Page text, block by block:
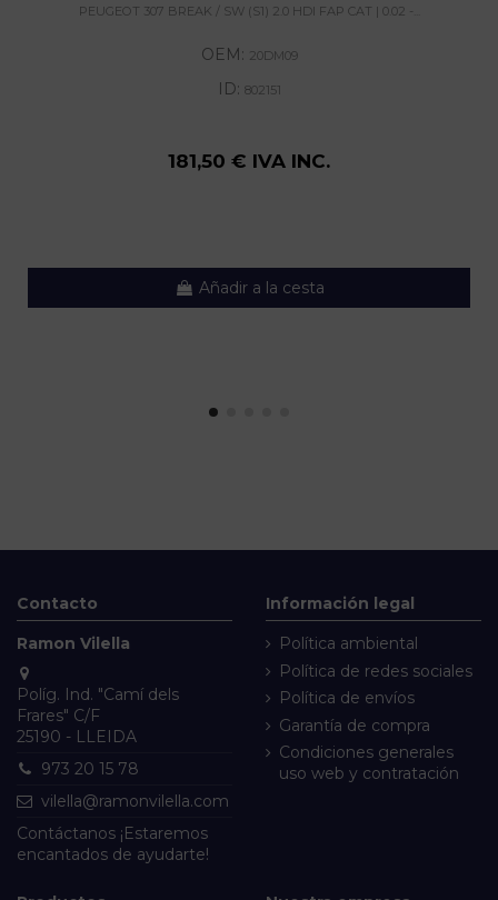
PEUGEOT 307 BREAK / SW (S1) 2.0 HDI FAP CAT | 0.02 -...
OEM: 20DM09
ID: 802151
181,50 € IVA INC.
Añadir a la cesta
Contacto
Ramon Vilella
Políg. Ind. "Camí dels
Frares" C/F
25190 - LLEIDA
973 20 15 78
vilella@ramonvilella.com
Contáctanos ¡Estaremos
encantados de ayudarte!
Información legal
Política ambiental
Política de redes sociales
Política de envíos
Garantía de compra
Condiciones generales
uso web y contratación